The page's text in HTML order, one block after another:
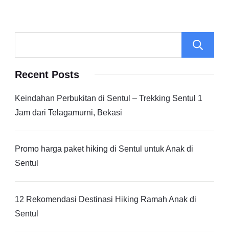
Recent Posts
Keindahan Perbukitan di Sentul – Trekking Sentul 1
Jam dari Telagamurni, Bekasi
Promo harga paket hiking di Sentul untuk Anak di
Sentul
12 Rekomendasi Destinasi Hiking Ramah Anak di
Sentul